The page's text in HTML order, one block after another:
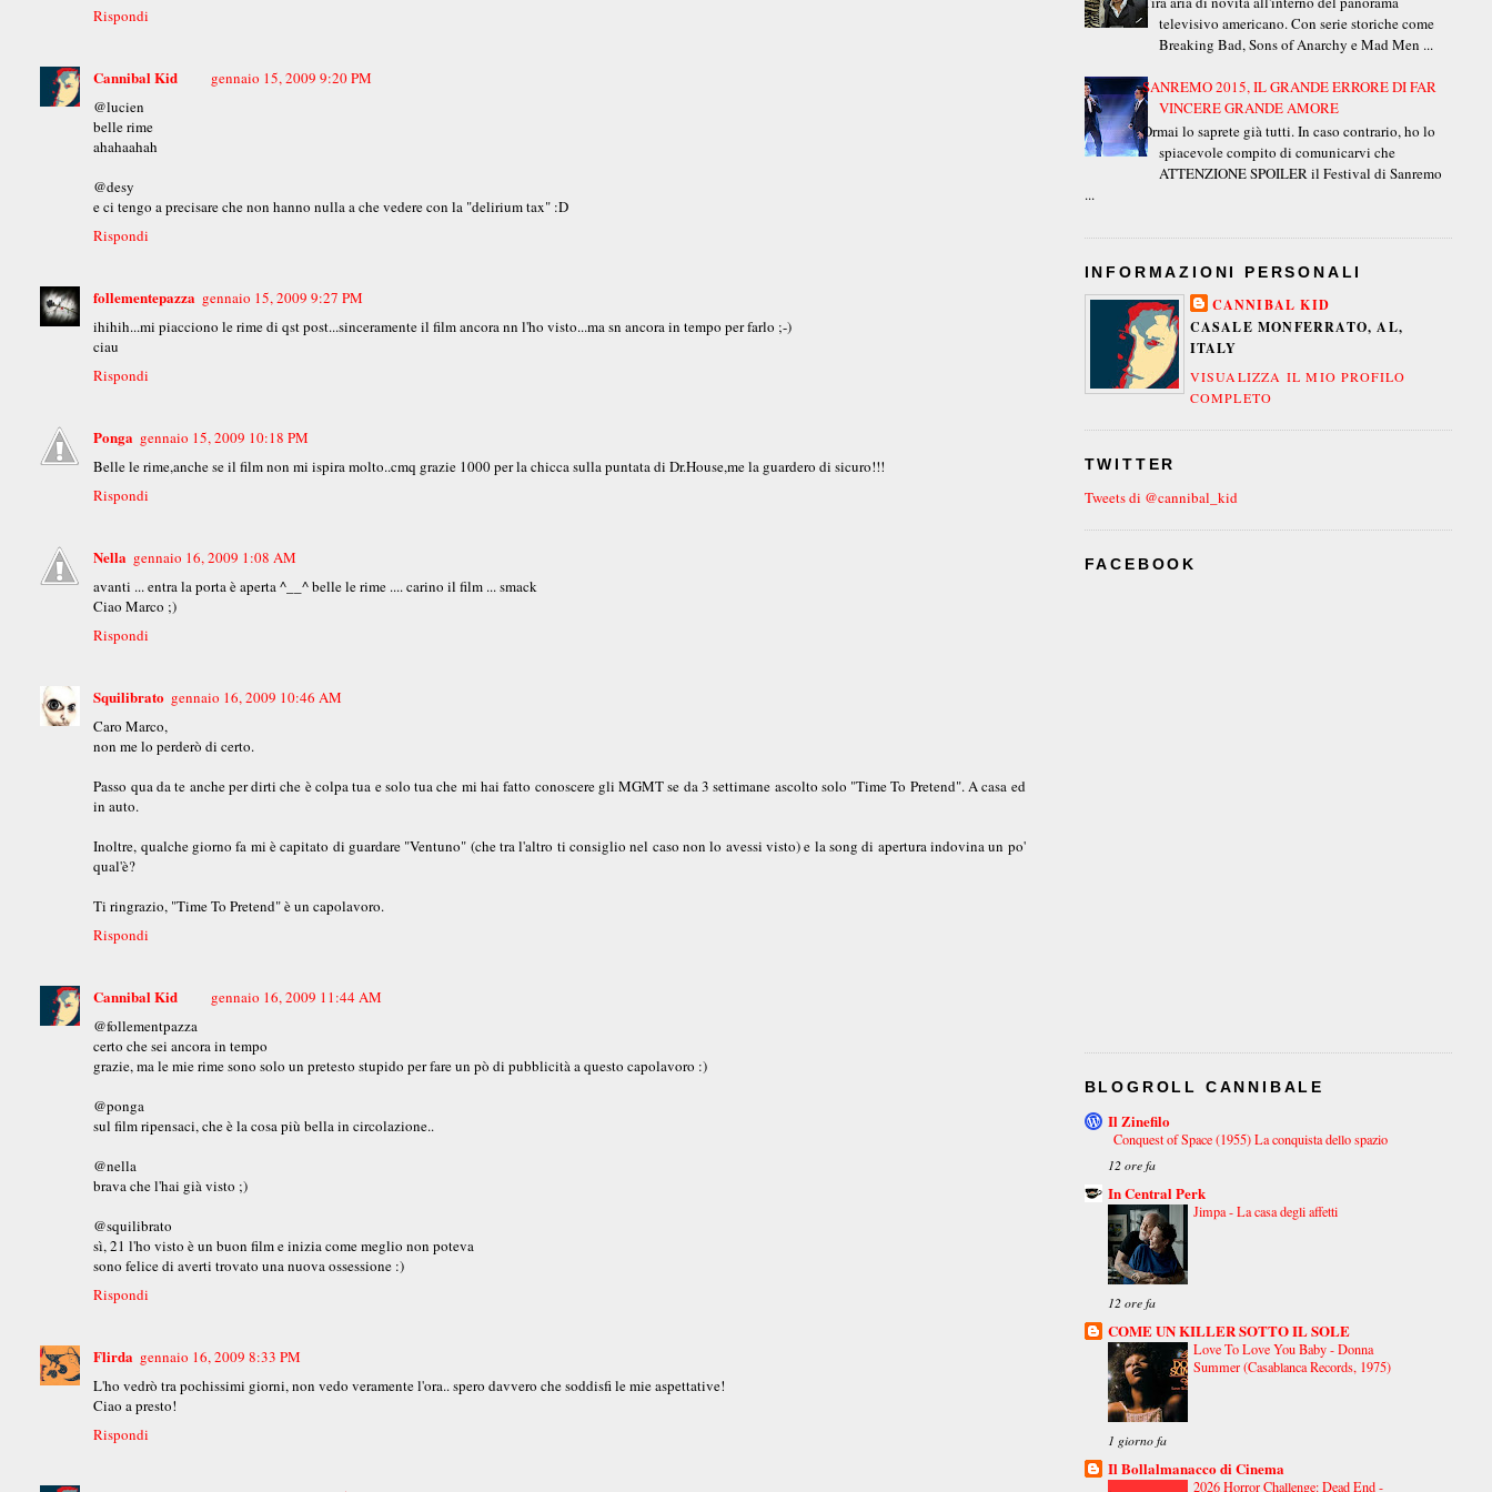
Rispondi
Cannibal Kid
gennaio 15, 2009 9:20 PM
@lucien
belle rime
ahahaahah
@desy
e ci tengo a precisare che non hanno nulla a che vedere con la "delirium tax" :D
Rispondi
follementepazza gennaio 15, 2009 9:27 PM
ihihih...mi piacciono le rime di qst post...sinceramente il film ancora nn l'ho visto...ma sn ancora in tempo per farlo ;-)
ciau
Rispondi
Ponga gennaio 15, 2009 10:18 PM
Belle le rime,anche se il film non mi ispira molto..cmq grazie 1000 per la chicca sulla puntata di Dr.House,me la guardero di sicuro!!!
Rispondi
Nella gennaio 16, 2009 1:08 AM
avanti ... entra la porta è aperta ^__^ belle le rime .... carino il film ... smack
Ciao Marco ;)
Rispondi
Squilibrato gennaio 16, 2009 10:46 AM
Caro Marco,
non me lo perderò di certo.
Passo qua da te anche per dirti che è colpa tua e solo tua che mi hai fatto conoscere gli MGMT se da 3 settimane ascolto solo "Time To Pretend". A casa ed
in auto.
Inoltre, qualche giorno fa mi è capitato di guardare "Ventuno" (che tra l'altro ti consiglio nel caso non lo avessi visto) e la song di apertura indovina un po'
qual'è?
Ti ringrazio, "Time To Pretend" è un capolavoro.
Rispondi
Cannibal Kid
gennaio 16, 2009 11:44 AM
@follementpazza
certo che sei ancora in tempo
grazie, ma le mie rime sono solo un pretesto stupido per fare un pò di pubblicità a questo capolavoro :)
@ponga
sul film ripensaci, che è la cosa più bella in circolazione..
@nella
brava che l'hai già visto ;)
@squilibrato
sì, 21 l'ho visto è un buon film e inizia come meglio non poteva
sono felice di averti trovato una nuova ossessione :)
Rispondi
Flirda gennaio 16, 2009 8:33 PM
L'ho vedrò tra pochissimi giorni, non vedo veramente l'ora.. spero davvero che soddisfi le mie aspettative!
Ciao a presto!
Rispondi
televisivo americano. Con serie storiche come
Breaking Bad, Sons of Anarchy e Mad Men ...
SANREMO 2015, IL GRANDE ERRORE DI FAR
VINCERE GRANDE AMORE
Ormai lo saprete già tutti. In caso contrario, ho lo
spiacevole compito di comunicarvi che
ATTENZIONE SPOILER il Festival di Sanremo
...
INFORMAZIONI PERSONALI
CANNIBAL KID
CASALE MONFERRATO, AL,
ITALY
VISUALIZZA IL MIO PROFILO
COMPLETO
TWITTER
Tweets di @cannibal_kid
FACEBOOK
BLOGROLL CANNIBALE
Il Zinefilo
Conquest of Space (1955) La conquista dello spazio
12 ore fa
In Central Perk
Jimpa - La casa degli affetti
12 ore fa
COME UN KILLER SOTTO IL SOLE
Love To Love You Baby - Donna
Summer (Casablanca Records, 1975)
1 giorno fa
Il Bollalmanacco di Cinema
2026 Horror Challenge: Dead End -